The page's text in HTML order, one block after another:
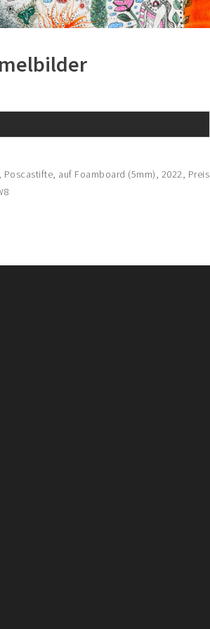
Poscastifte, auf Foamboard (5mm), 2022, Preis